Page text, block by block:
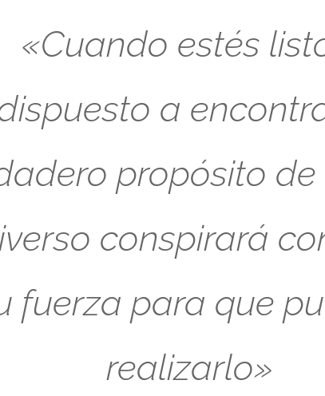
«Cuando estés
a
propósito de
conspirará
fuerza para que
realizarlo»